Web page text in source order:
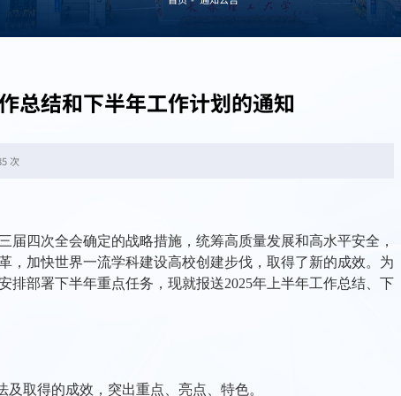
总结和下半年工作计划的通知
次
三届四次全会确定的战略措施，统筹高质量发展和高水平安全，
， 加快世界一流学科建设高校创建步伐，取得了新的成效。为
排部署下半年重点任务，现就报送2025年上半年工作总结、下
取得的成效，突出重点、亮点、特色。